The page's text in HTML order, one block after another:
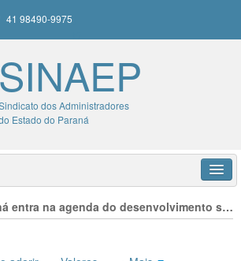
41 98490-9975
SINAEP
dos Administradores
Estado do Paraná
na agenda do desenvolvimento sustentável para 2030